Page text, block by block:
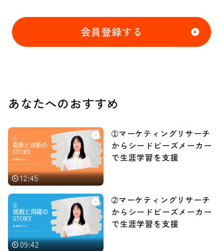
◆退職金改訂・人事評価制度
構築（製造業）
◆賃金制度改定 勤怠・給与
【保有資格 等】 ｷｬﾘｱｺﾝｻ
管理者
会員登録する
あなたへのおすすめ
12:45
➀マーケティングリサーチ
からシードビーズメーカー
で生涯学習を支援
09:42
➁マーケティングリサーチ
からシードビーズメーカー
で生涯学習を支援